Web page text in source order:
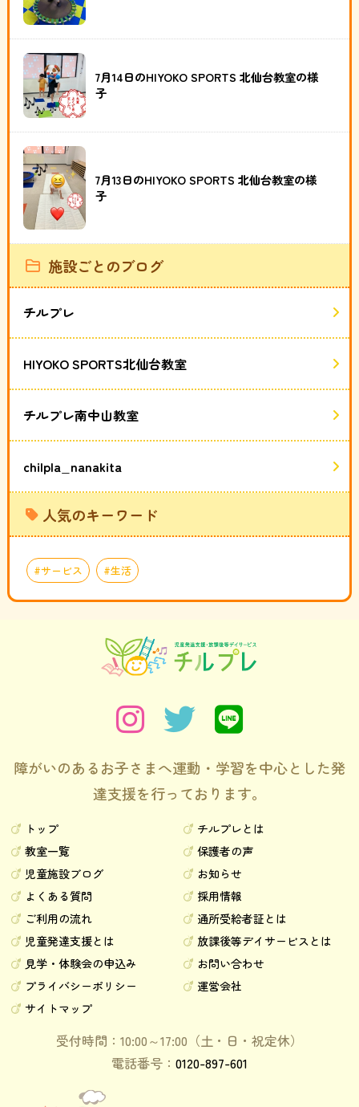
7月14日のHIYOKO SPORTS 北仙台教室の様
子
7月13日のHIYOKO SPORTS 北仙台教室の様
子
施設ごとのブログ
チルプレ
HIYOKO SPORTS北仙台教室
チルプレ南中山教室
chilpla_nanakita
人気のキーワード
サービス 生活
障がいのあるお子さまへ運動・学習を中心とした発
達支援を行っております。
トップ
チルプレとは
教室一覧
保護者の声
児童施設ブログ
お知らせ
よくある質問
採用情報
ご利用の流れ
通所受給者証とは
児童発達支援とは
放課後等デイサービスとは
見学・体験会の申込み
お問い合わせ
プライバシーポリシー
運営会社
サイトマップ
受付時間：10:00～17:00（土・日・祝定休）
電話番号： 0120-897-601